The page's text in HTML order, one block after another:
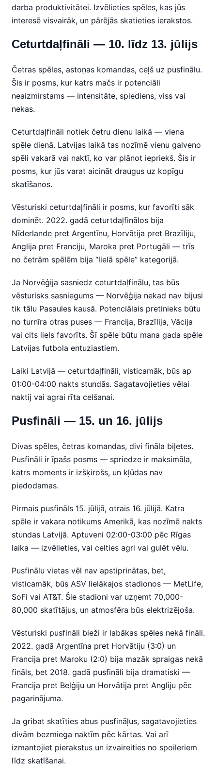
darba produktivitātei. Izvēlieties spēles, kas jūs
interesē visvairāk, un pārējās skatieties ierakstos.
Ceturtdaļfināli — 10. līdz 13. jūlijs
Četras spēles, astoņas komandas, ceļš uz pusfinālu.
Šis ir posms, kur katrs mačs ir potenciāli
neaizmirstams — intensitāte, spiediens, viss vai
nekas.
Ceturtdaļfināli notiek četru dienu laikā — viena
spēle dienā. Latvijas laikā tas nozīmē vienu galveno
spēli vakarā vai naktī, ko var plānot iepriekš. Šis ir
posms, kur jūs varat aicināt draugus uz kopīgu
skatīšanos.
Vēsturiski ceturtdaļfināli ir posms, kur favorīti sāk
dominēt. 2022. gadā ceturtdaļfinālos bija
Nīderlande pret Argentīnu, Horvātija pret Brazīliju,
Anglija pret Franciju, Maroka pret Portugāli — trīs
no četrām spēlēm bija “lielā spēle” kategorijā.
Ja Norvēģija sasniedz ceturtdaļfinālu, tas būs
vēsturisks sasniegums — Norvēģija nekad nav bijusi
tik tālu Pasaules kausā. Potenciālais pretinieks būtu
no turnīra otras puses — Francija, Brazīlija, Vācija
vai cits liels favorīts. Šī spēle būtu mana gada spēle
Latvijas futbola entuziastiem.
Laiki Latvijā — ceturtdaļfināli, visticamāk, būs ap
01:00-04:00 nakts stundās. Sagatavojieties vēlai
naktij vai agrai rīta celšanai.
Pusfināli — 15. un 16. jūlijs
Divas spēles, četras komandas, divi fināla biļetes.
Pusfināli ir īpašs posms — spriedze ir maksimāla,
katrs moments ir izšķirošs, un kļūdas nav
piedodamas.
Pirmais pusfināls 15. jūlijā, otrais 16. jūlijā. Katra
spēle ir vakara notikums Amerikā, kas nozīmē nakts
stundas Latvijā. Aptuveni 02:00-03:00 pēc Rīgas
laika — izvēlieties, vai celties agri vai gulēt vēlu.
Pusfinālu vietas vēl nav apstiprinātas, bet,
visticamāk, būs ASV lielākajos stadionos — MetLife,
SoFi vai AT&T. Šie stadioni var uzņemt 70,000-
80,000 skatītājus, un atmosfēra būs elektrizējoša.
Vēsturiski pusfināli bieži ir labākas spēles nekā fināli.
2022. gadā Argentīna pret Horvātiju (3:0) un
Francija pret Maroku (2:0) bija mazāk spraigas nekā
fināls, bet 2018. gadā pusfināli bija dramatiski —
Francija pret Beļģiju un Horvātija pret Angliju pēc
pagarinājuma.
Ja gribat skatīties abus pusfināļus, sagatavojieties
divām bezmiega naktīm pēc kārtas. Vai arī
izmantojiet pierakstus un izvaireities no spoileriem
līdz skatīšanai.